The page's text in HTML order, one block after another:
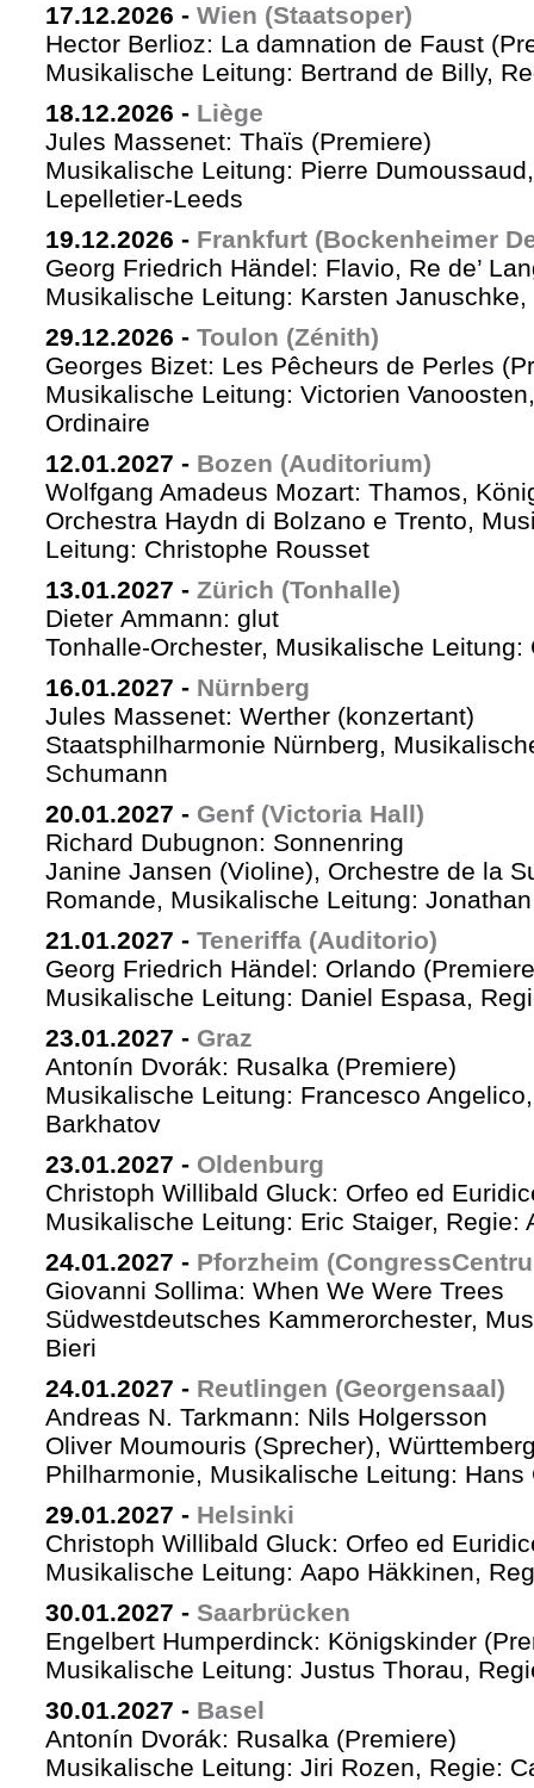
17.12.2026 - Wien (Staatsoper)
Hector Berlioz: La damnation de Faust
Musikalische Leitung: Bertrand de Billy,
18.12.2026 - Liège
Jules Massenet: Thaïs (Premiere)
Musikalische Leitung: Pierre
Lepelletier-Leeds
19.12.2026 - Frankfurt (Bockenheimer
Georg Friedrich Händel: Flavio, Re de’
Musikalische Leitung: Karsten
29.12.2026 - Toulon (Zénith)
Georges Bizet: Les Pêcheurs de Perles
Musikalische Leitung: Victorien
Ordinaire
12.01.2027 - Bozen (Auditorium)
Wolfgang Amadeus Mozart: Thamos,
Orchestra Haydn di Bolzano e Trento,
Leitung: Christophe Rousset
13.01.2027 - Zürich (Tonhalle)
Dieter Ammann: glut
Tonhalle-Orchester, Musikalische Leitung:
16.01.2027 - Nürnberg
Jules Massenet: Werther (konzertant)
Staatsphilharmonie Nürnberg,
Schumann
20.01.2027 - Genf (Victoria Hall)
Richard Dubugnon: Sonnenring
Janine Jansen (Violine), Orchestre de la
Romande, Musikalische Leitung:
21.01.2027 - Teneriffa (Auditorio)
Georg Friedrich Händel: Orlando
Musikalische Leitung: Daniel Espasa,
23.01.2027 - Graz
Antonín Dvorák: Rusalka (Premiere)
Musikalische Leitung: Francesco
Barkhatov
23.01.2027 - Oldenburg
Christoph Willibald Gluck: Orfeo ed
Musikalische Leitung: Eric Staiger, Regie:
24.01.2027 - Pforzheim
Giovanni Sollima: When We Were Trees
Südwestdeutsches Kammerorchester,
Bieri
24.01.2027 - Reutlingen (Georgensaal)
Andreas N. Tarkmann: Nils Holgersson
Oliver Moumouris (Sprecher),
Philharmonie, Musikalische Leitung: Hans
29.01.2027 - Helsinki
Christoph Willibald Gluck: Orfeo ed
Musikalische Leitung: Aapo Häkkinen,
30.01.2027 - Saarbrücken
Engelbert Humperdinck: Königskinder
Musikalische Leitung: Justus Thorau,
30.01.2027 - Basel
Antonín Dvorák: Rusalka (Premiere)
Musikalische Leitung: Jiri Rozen, Regie: